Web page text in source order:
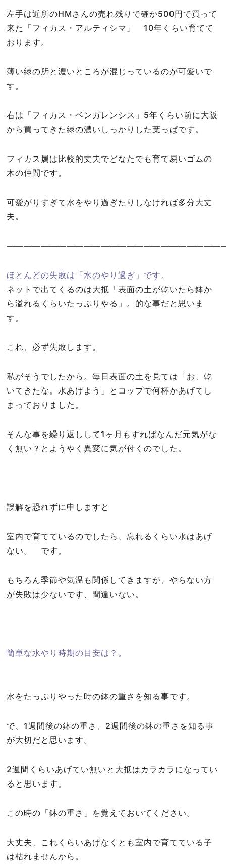
左手は近所のHMさんの売れ残りで確か500円で買って
来た「フィカス・アルティシマ」 10年くらい育てて
おります。
薄い緑の所と濃いところが混じっているのが可愛いで
す。
右は「フィカス・ベンガレンシス」5年くらい前に大阪
から買ってきた緑の濃いしっかりした葉っぱです。
フィカス属は比較的丈夫でどなたでも育て易いゴムの
木の仲間です。
可愛がりすぎて水をやり過ぎたりしなければ多分大丈
夫。
ほとんどの失敗は「水のやり過ぎ」です。
ネットで出てくるのは大抵「表面の土が乾いたら鉢か
ら溢れるくらいたっぷりやる」。的な事だと思いま
す。
これ、必ず失敗します。
私がそうでしたから。毎日表面の土を見ては「お、乾
いてきたな。水あげよう」とコップで何杯かあげてし
まっておりました。
そんな事を繰り返しして1ヶ月もすればなんだ元気がな
く無い？とようやく異変に気が付くのでした。
誤解を恐れずに申しますと
室内で育てているのでしたら、忘れるくらい水はあげ
ない。 です。
もちろん季節や気温も関係してきますが、やらない方
が失敗は少ないです、間違いない。
簡単な水やり時期の目安は？。
水をたっぷりやった時の鉢の重さを知る事です。
で、1週間後の鉢の重さ、2週間後の鉢の重さを知る事
が大切だと思います。
2週間くらいあげてい無いと大抵はカラカラになってい
ると思います。
この時の「鉢の重さ」を覚えておいてください。
大丈夫、これくらいあげなくとも室内で育てている子
は枯れませんから。